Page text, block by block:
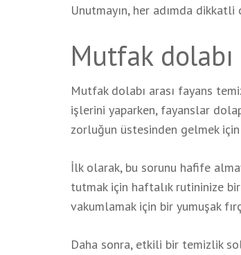
Unutmayın, her adımda
Mutfak
Mutfak dolabı arası fayans
işlerini yaparken, fayanslar
zorluğun üstesinden gelmek için
İlk olarak, bu sorunu hafife
tutmak için haftalık rutininize
vakumlamak için bir yumuşak
Daha sonra, etkili bir temizlik